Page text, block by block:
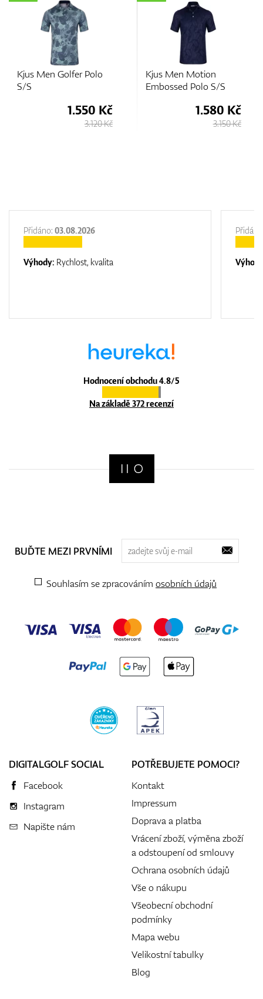
Men Golfer Polo
1.550 Kč
3.120 Kč
Kjus Men Motion
Embossed Polo S/S
1.580 Kč
3.150 Kč
Hodnocení obchodu 4.8/5
Na základě 372 recenzí
Přidáno: 03.08.2026
Výhody: Rychlost, kvalita
BUĎTE MEZI PRVNÍMI
Souhlasím se zpracováním osobních údajů
DIGITALGOLF SOCIAL
Facebook
Instagram
Napište nám
POTŘEBUJETE POMOCI?
Kontakt
Impressum
Doprava a platba
Vrácení zboží, výměna zboží
a odstoupení od smlouvy
Ochrana osobních údajů
Vše o nákupu
Všeobecní obchodní
podmínky
Mapa webu
Velikostní tabulky
Blog